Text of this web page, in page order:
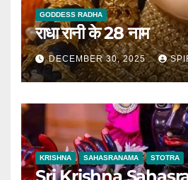
GODDESS RADHA
राधा रानी के 28 नाम
DECEMBER 30, 2025
KRISHNA SAHASRANAMA STOTRA